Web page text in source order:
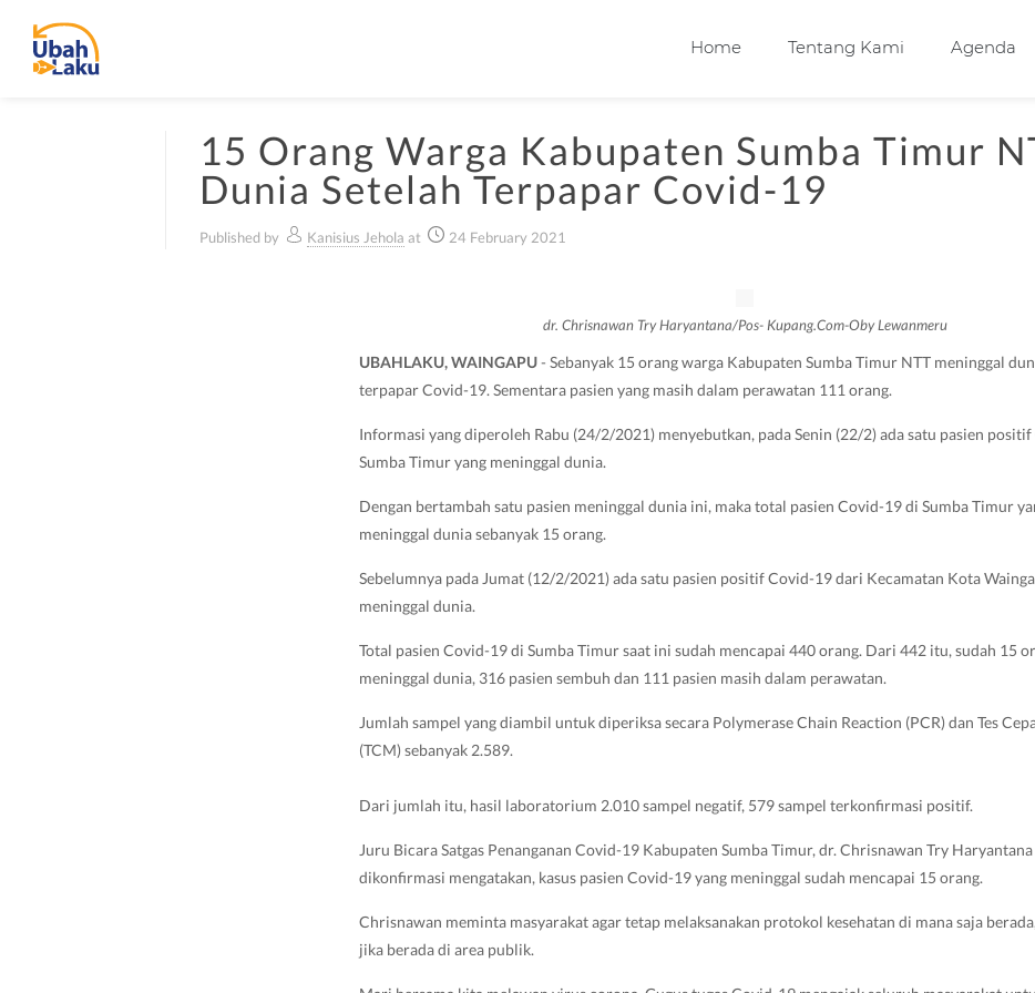
Home Tentang Kami Agenda
15 Orang Warga Kabupaten Sumba Timur
Dunia Setelah Terpapar Covid-19
Published by Kanisius Jehola at 24 February 2021
dr. Chrisnawan Try Haryantana/Pos- Kupang.Com-Oby Lewanmeru
UBAHLAKU, WAINGAPU- Sebanyak 15 orang warga Kabupaten Sumba Timur NTT meninggal
terpapar Covid-19. Sementara pasien yang masih dalam perawatan 111 orang.
Informasi yang diperoleh Rabu (24/2/2021) menyebutkan, pada Senin (22/2) ada satu pasien
Sumba Timur yang meninggal dunia.
Dengan bertambah satu pasien meninggal dunia ini, maka total pasien Covid-19 di Sumba Timur
meninggal dunia sebanyak 15 orang.
Sebelumnya pada Jumat (12/2/2021) ada satu pasien positif Covid-19 dari Kecamatan Kota
meninggal dunia.
Total pasien Covid-19 di Sumba Timur saat ini sudah mencapai 440 orang. Dari 442 itu, sudah 15
meninggal dunia, 316 pasien sembuh dan 111 pasien masih dalam perawatan.
Jumlah sampel yang diambil untuk diperiksa secara Polymerase Chain Reaction (PCR) dan Tes
(TCM) sebanyak 2.589.
Dari jumlah itu, hasil laboratorium 2.010 sampel negatif, 579 sampel terkonfirmasi positif.
Juru Bicara Satgas Penanganan Covid-19 Kabupaten Sumba Timur, dr. Chrisnawan Try
dikonfirmasi mengatakan, kasus pasien Covid-19 yang meninggal sudah mencapai 15 orang.
Chrisnawan meminta masyarakat agar tetap melaksanakan protokol kesehatan di mana saja
jika berada di area publik.